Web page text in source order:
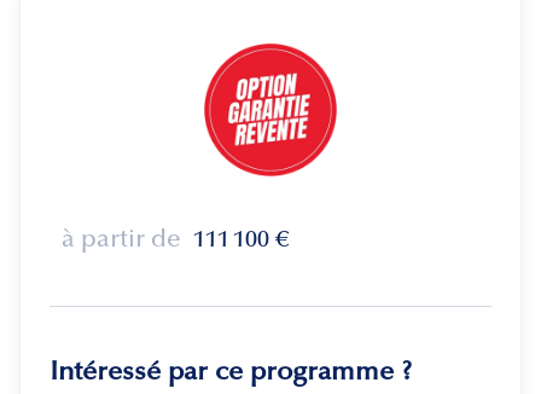
à partir de 111 100 €
Intéressé par ce programme ?